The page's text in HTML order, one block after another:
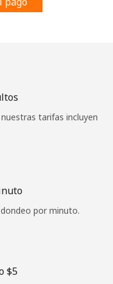
→
tu contraseña? →
tarifas incluyen
por minuto.
⁦$5⁩